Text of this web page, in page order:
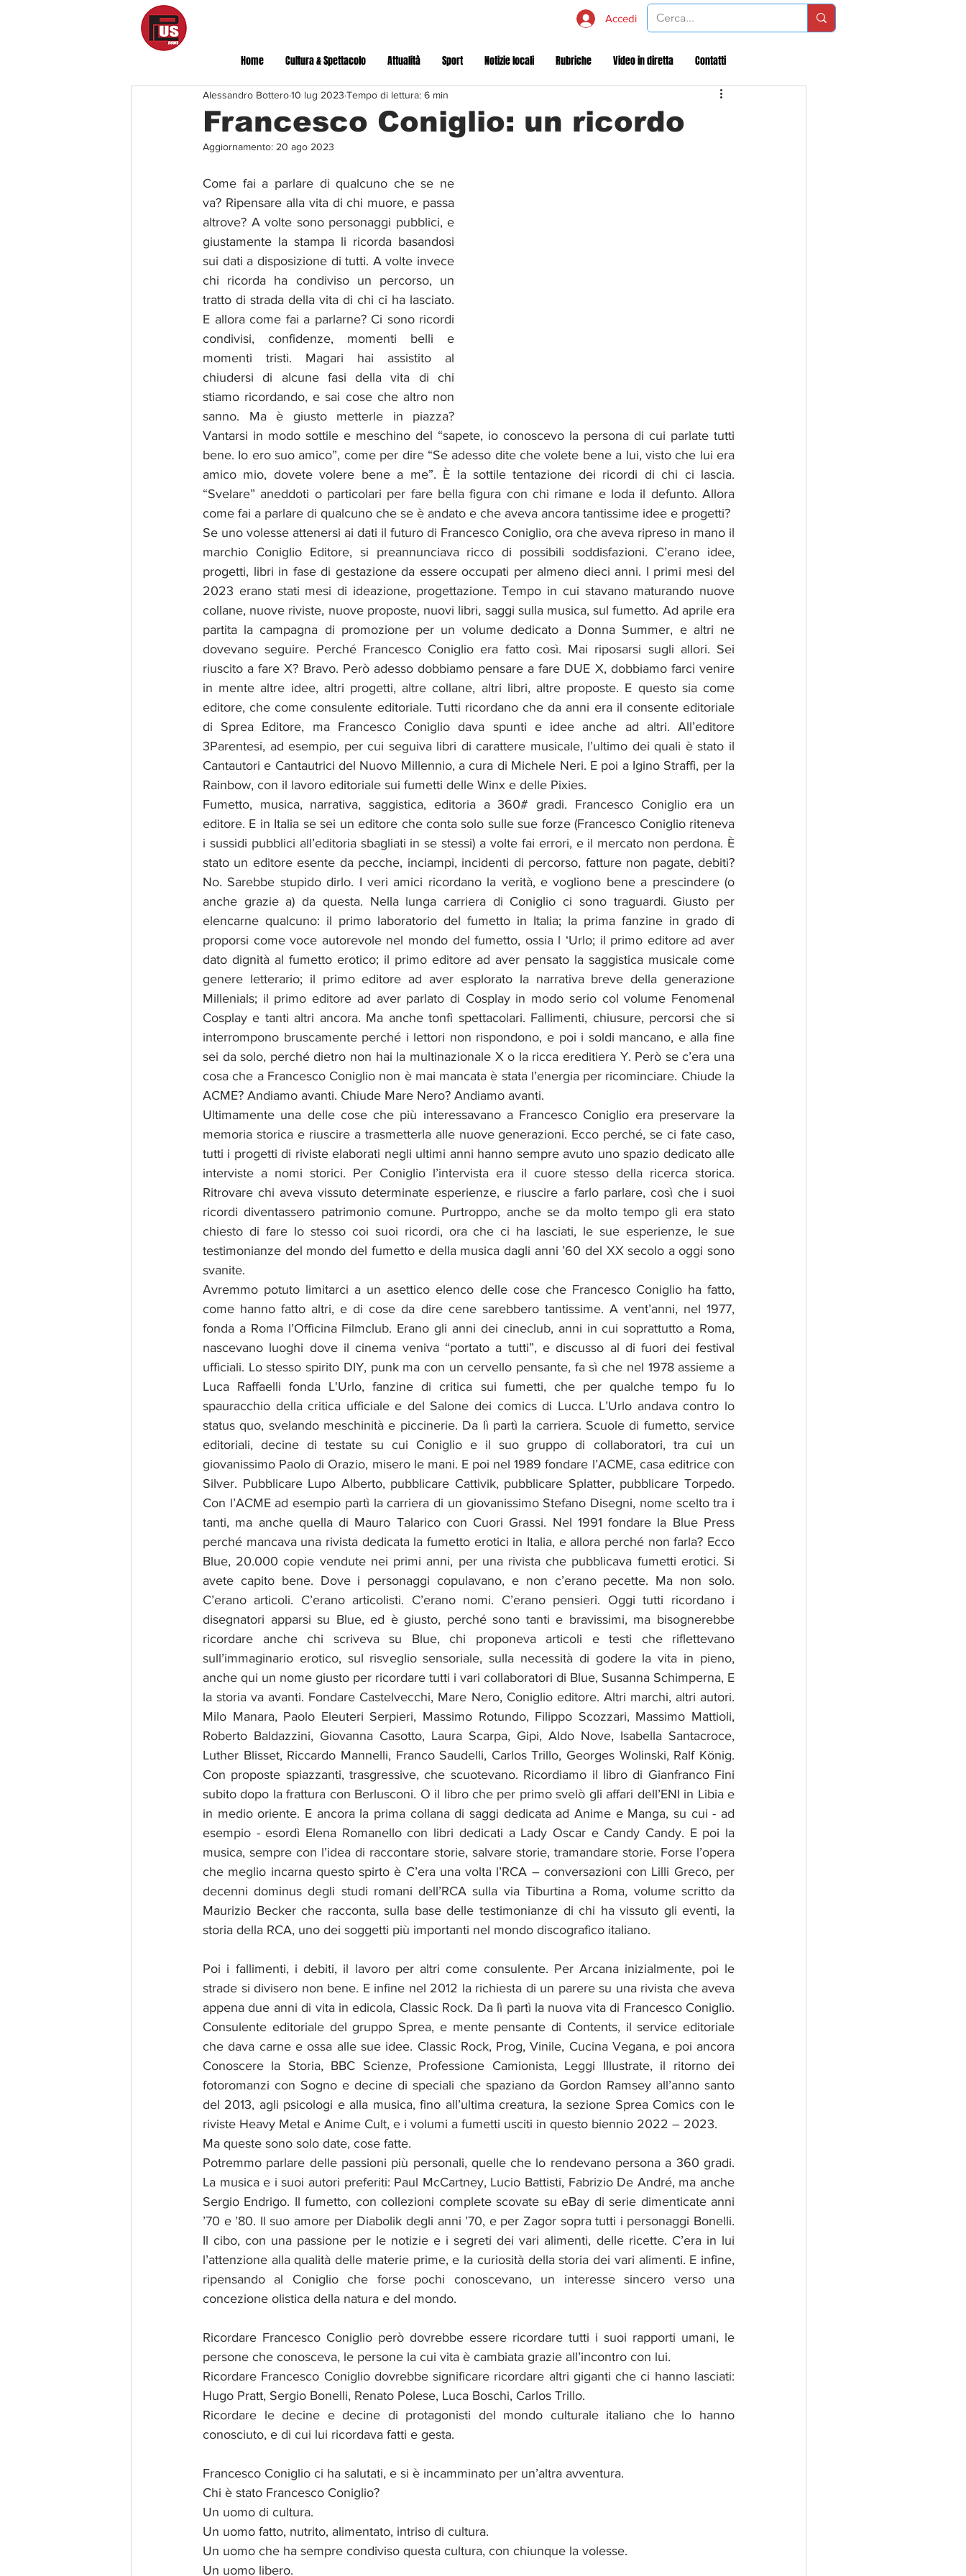
Accedi
Home Cultura & Spettacolo Attualità Sport Notizie locali Rubriche Video in diretta Contatti
Francesco Coniglio: un ricordo
Alessandro Bottero10 lug 2023 Tempo di lettura: 6 min
Aggiornamento: 20 ago 2023
Come fai a parlare di qualcuno che se ne
va? Ripensare alla vita di chi muore, e passa
altrove? A volte sono personaggi pubblici, e
giustamente la stampa li ricorda basandosi
sui dati a disposizione di tutti. A volte invece
chi ricorda ha condiviso un percorso, un
tratto di strada della vita di chi ci ha lasciato.
E allora come fai a parlarne? Ci sono ricordi
condivisi, confidenze, momenti belli e
momenti tristi. Magari hai assistito al
chiudersi di alcune fasi della vita di chi
stiamo ricordando, e sai cose che altro non
sanno. Ma è giusto metterle in piazza?
Vantarsi in modo sottile e meschino del “sapete, io conoscevo la persona di cui parlate tutti
bene. Io ero suo amico”, come per dire “Se adesso dite che volete bene a lui, visto che lui era
amico mio, dovete volere bene a me”. È la sottile tentazione dei ricordi di chi ci lascia.
“Svelare” aneddoti o particolari per fare bella figura con chi rimane e loda il defunto. Allora
come fai a parlare di qualcuno che se è andato e che aveva ancora tantissime idee e progetti?
Se uno volesse attenersi ai dati il futuro di Francesco Coniglio, ora che aveva ripreso in mano il
marchio Coniglio Editore, si preannunciava ricco di possibili soddisfazioni. C’erano idee,
progetti, libri in fase di gestazione da essere occupati per almeno dieci anni. I primi mesi del
2023 erano stati mesi di ideazione, progettazione. Tempo in cui stavano maturando nuove
collane, nuove riviste, nuove proposte, nuovi libri, saggi sulla musica, sul fumetto. Ad aprile era
partita la campagna di promozione per un volume dedicato a Donna Summer, e altri ne
dovevano seguire. Perché Francesco Coniglio era fatto così. Mai riposarsi sugli allori. Sei
riuscito a fare X? Bravo. Però adesso dobbiamo pensare a fare DUE X, dobbiamo farci venire
in mente altre idee, altri progetti, altre collane, altri libri, altre proposte. E questo sia come
editore, che come consulente editoriale. Tutti ricordano che da anni era il consente editoriale
di Sprea Editore, ma Francesco Coniglio dava spunti e idee anche ad altri. All’editore
3Parentesi, ad esempio, per cui seguiva libri di carattere musicale, l’ultimo dei quali è stato il
Cantautori e Cantautrici del Nuovo Millennio, a cura di Michele Neri. E poi a Igino Straffi, per la
Rainbow, con il lavoro editoriale sui fumetti delle Winx e delle Pixies.
Fumetto, musica, narrativa, saggistica, editoria a 360# gradi. Francesco Coniglio era un
editore. E in Italia se sei un editore che conta solo sulle sue forze (Francesco Coniglio riteneva
i sussidi pubblici all’editoria sbagliati in se stessi) a volte fai errori, e il mercato non perdona. È
stato un editore esente da pecche, inciampi, incidenti di percorso, fatture non pagate, debiti?
No. Sarebbe stupido dirlo. I veri amici ricordano la verità, e vogliono bene a prescindere (o
anche grazie a) da questa. Nella lunga carriera di Coniglio ci sono traguardi. Giusto per
elencarne qualcuno: il primo laboratorio del fumetto in Italia; la prima fanzine in grado di
proporsi come voce autorevole nel mondo del fumetto, ossia l ‘Urlo; il primo editore ad aver
dato dignità al fumetto erotico; il primo editore ad aver pensato la saggistica musicale come
genere letterario; il primo editore ad aver esplorato la narrativa breve della generazione
Millenials; il primo editore ad aver parlato di Cosplay in modo serio col volume Fenomenal
Cosplay e tanti altri ancora. Ma anche tonfi spettacolari. Fallimenti, chiusure, percorsi che si
interrompono bruscamente perché i lettori non rispondono, e poi i soldi mancano, e alla fine
sei da solo, perché dietro non hai la multinazionale X o la ricca ereditiera Y. Però se c’era una
cosa che a Francesco Coniglio non è mai mancata è stata l’energia per ricominciare. Chiude la
ACME? Andiamo avanti. Chiude Mare Nero? Andiamo avanti.
Ultimamente una delle cose che più interessavano a Francesco Coniglio era preservare la
memoria storica e riuscire a trasmetterla alle nuove generazioni. Ecco perché, se ci fate caso,
tutti i progetti di riviste elaborati negli ultimi anni hanno sempre avuto uno spazio dedicato alle
interviste a nomi storici. Per Coniglio l’intervista era il cuore stesso della ricerca storica.
Ritrovare chi aveva vissuto determinate esperienze, e riuscire a farlo parlare, così che i suoi
ricordi diventassero patrimonio comune. Purtroppo, anche se da molto tempo gli era stato
chiesto di fare lo stesso coi suoi ricordi, ora che ci ha lasciati, le sue esperienze, le sue
testimonianze del mondo del fumetto e della musica dagli anni ’60 del XX secolo a oggi sono
svanite.
Avremmo potuto limitarci a un asettico elenco delle cose che Francesco Coniglio ha fatto,
come hanno fatto altri, e di cose da dire cene sarebbero tantissime. A vent’anni, nel 1977,
fonda a Roma l’Officina Filmclub. Erano gli anni dei cineclub, anni in cui soprattutto a Roma,
nascevano luoghi dove il cinema veniva “portato a tutti”, e discusso al di fuori dei festival
ufficiali. Lo stesso spirito DIY, punk ma con un cervello pensante, fa sì che nel 1978 assieme a
Luca Raffaelli fonda L'Urlo, fanzine di critica sui fumetti, che per qualche tempo fu lo
spauracchio della critica ufficiale e del Salone dei comics di Lucca. L’Urlo andava contro lo
status quo, svelando meschinità e piccinerie. Da lì partì la carriera. Scuole di fumetto, service
editoriali, decine di testate su cui Coniglio e il suo gruppo di collaboratori, tra cui un
giovanissimo Paolo di Orazio, misero le mani. E poi nel 1989 fondare l’ACME, casa editrice con
Silver. Pubblicare Lupo Alberto, pubblicare Cattivik, pubblicare Splatter, pubblicare Torpedo.
Con l’ACME ad esempio partì la carriera di un giovanissimo Stefano Disegni, nome scelto tra i
tanti, ma anche quella di Mauro Talarico con Cuori Grassi. Nel 1991 fondare la Blue Press
perché mancava una rivista dedicata la fumetto erotici in Italia, e allora perché non farla? Ecco
Blue, 20.000 copie vendute nei primi anni, per una rivista che pubblicava fumetti erotici. Si
avete capito bene. Dove i personaggi copulavano, e non c’erano pecette. Ma non solo.
C’erano articoli. C’erano articolisti. C’erano nomi. C’erano pensieri. Oggi tutti ricordano i
disegnatori apparsi su Blue, ed è giusto, perché sono tanti e bravissimi, ma bisognerebbe
ricordare anche chi scriveva su Blue, chi proponeva articoli e testi che riflettevano
sull’immaginario erotico, sul risveglio sensoriale, sulla necessità di godere la vita in pieno,
anche qui un nome giusto per ricordare tutti i vari collaboratori di Blue, Susanna Schimperna, E
la storia va avanti. Fondare Castelvecchi, Mare Nero, Coniglio editore. Altri marchi, altri autori.
Milo Manara, Paolo Eleuteri Serpieri, Massimo Rotundo, Filippo Scozzari, Massimo Mattioli,
Roberto Baldazzini, Giovanna Casotto, Laura Scarpa, Gipi, Aldo Nove, Isabella Santacroce,
Luther Blisset, Riccardo Mannelli, Franco Saudelli, Carlos Trillo, Georges Wolinski, Ralf König.
Con proposte spiazzanti, trasgressive, che scuotevano. Ricordiamo il libro di Gianfranco Fini
subito dopo la frattura con Berlusconi. O il libro che per primo svelò gli affari dell’ENI in Libia e
in medio oriente. E ancora la prima collana di saggi dedicata ad Anime e Manga, su cui - ad
esempio - esordì Elena Romanello con libri dedicati a Lady Oscar e Candy Candy. E poi la
musica, sempre con l’idea di raccontare storie, salvare storie, tramandare storie. Forse l’opera
che meglio incarna questo spirto è C’era una volta l’RCA – conversazioni con Lilli Greco, per
decenni dominus degli studi romani dell’RCA sulla via Tiburtina a Roma, volume scritto da
Maurizio Becker che racconta, sulla base delle testimonianze di chi ha vissuto gli eventi, la
storia della RCA, uno dei soggetti più importanti nel mondo discografico italiano.
Poi i fallimenti, i debiti, il lavoro per altri come consulente. Per Arcana inizialmente, poi le
strade si divisero non bene. E infine nel 2012 la richiesta di un parere su una rivista che aveva
appena due anni di vita in edicola, Classic Rock. Da lì partì la nuova vita di Francesco Coniglio.
Consulente editoriale del gruppo Sprea, e mente pensante di Contents, il service editoriale
che dava carne e ossa alle sue idee. Classic Rock, Prog, Vinile, Cucina Vegana, e poi ancora
Conoscere la Storia, BBC Scienze, Professione Camionista, Leggi Illustrate, il ritorno dei
fotoromanzi con Sogno e decine di speciali che spaziano da Gordon Ramsey all’anno santo
del 2013, agli psicologi e alla musica, fino all’ultima creatura, la sezione Sprea Comics con le
riviste Heavy Metal e Anime Cult, e i volumi a fumetti usciti in questo biennio 2022 – 2023.
Ma queste sono solo date, cose fatte.
Potremmo parlare delle passioni più personali, quelle che lo rendevano persona a 360 gradi.
La musica e i suoi autori preferiti: Paul McCartney, Lucio Battisti, Fabrizio De André, ma anche
Sergio Endrigo. Il fumetto, con collezioni complete scovate su eBay di serie dimenticate anni
’70 e ’80. Il suo amore per Diabolik degli anni ’70, e per Zagor sopra tutti i personaggi Bonelli.
Il cibo, con una passione per le notizie e i segreti dei vari alimenti, delle ricette. C’era in lui
l’attenzione alla qualità delle materie prime, e la curiosità della storia dei vari alimenti. E infine,
ripensando al Coniglio che forse pochi conoscevano, un interesse sincero verso una
concezione olistica della natura e del mondo.
Ricordare Francesco Coniglio però dovrebbe essere ricordare tutti i suoi rapporti umani, le
persone che conosceva, le persone la cui vita è cambiata grazie all’incontro con lui.
Ricordare Francesco Coniglio dovrebbe significare ricordare altri giganti che ci hanno lasciati:
Hugo Pratt, Sergio Bonelli, Renato Polese, Luca Boschi, Carlos Trillo.
Ricordare le decine e decine di protagonisti del mondo culturale italiano che lo hanno
conosciuto, e di cui lui ricordava fatti e gesta.
Francesco Coniglio ci ha salutati, e si è incamminato per un’altra avventura.
Chi è stato Francesco Coniglio?
Un uomo di cultura.
Un uomo fatto, nutrito, alimentato, intriso di cultura.
Un uomo che ha sempre condiviso questa cultura, con chiunque la volesse.
Un uomo libero.